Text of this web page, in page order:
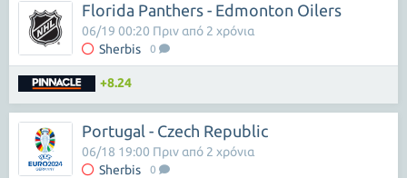
Florida Panthers - Edmonton Oilers
Sherbis 0
06/19 00:20 Πριν από 2 χρόνια
+8.24
Portugal - Czech Republic
Sherbis 0
06/18 19:00 Πριν από 2 χρόνια